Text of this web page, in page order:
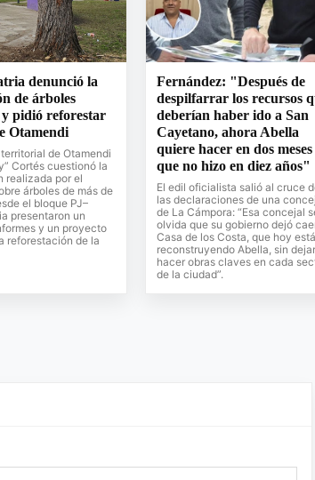
denunció la
de árboles
pidió reforestar
Otamendi
de Otamendi
Cortés cuestionó la
realizada por el
árboles de más de
el bloque PJ–
presentaron un
y un proyecto
reforestación de la
Fernández: "Después de
despilfarrar los recursos
deberían haber ido a San
Cayetano, ahora Abella
quiere hacer en dos
que no hizo en diez años"
El edil oficialista salió al cruce
las declaraciones de una
de La Cámpora: “Esa concejal
olvida que su gobierno dejó
Casa de los Costa, que hoy está
reconstruyendo Abella, sin
hacer obras claves en cada
de la ciudad”.